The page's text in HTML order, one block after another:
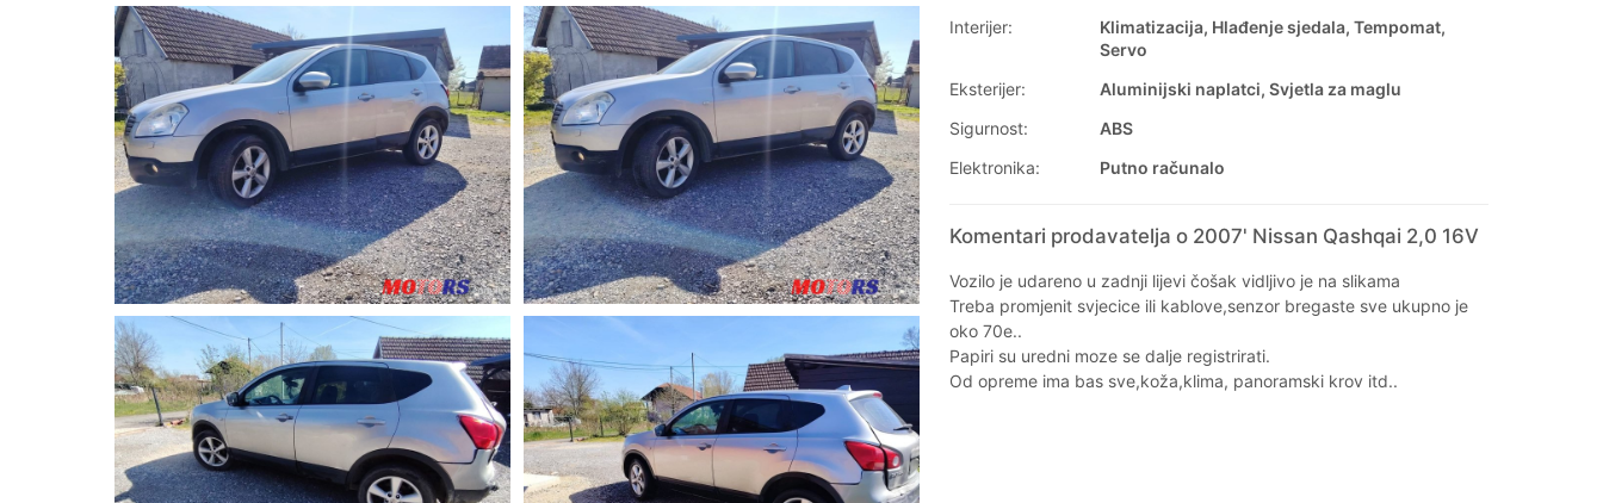
Interijer:
Klimatizacija, Hlađenje sjedala, Tempomat,
Servo
Eksterijer:
Aluminijski naplatci, Svjetla za maglu
Sigurnost:
ABS
Elektronika:
Putno računalo
Komentari prodavatelja o 2007' Nissan Qashqai 2,0 16V
Vozilo je udareno u zadnji lijevi čošak vidljivo je na slikama
Treba promjenit svjecice ili kablove,senzor bregaste sve ukupno je
oko 70e..
Papiri su uredni moze se dalje registrirati.
Od opreme ima bas sve,koža,klima, panoramski krov itd..